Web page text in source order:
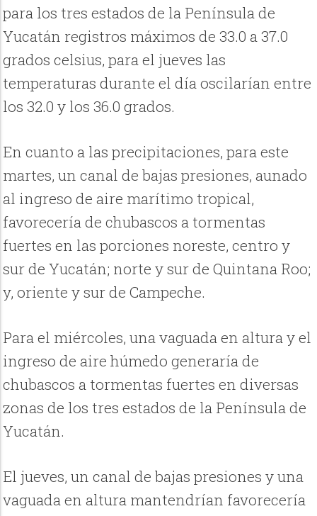
para los tres estados de la Península de
Yucatán registros máximos de 33.0 a 37.0
grados celsius, para el jueves las
temperaturas durante el día oscilarían entre
los 32.0 y los 36.0 grados.
En cuanto a las precipitaciones, para este
martes, un canal de bajas presiones, aunado
al ingreso de aire marítimo tropical,
favorecería de chubascos a tormentas
fuertes en las porciones noreste, centro y
sur de Yucatán; norte y sur de Quintana Roo;
y, oriente y sur de Campeche.
Para el miércoles, una vaguada en altura y el
ingreso de aire húmedo generaría de
chubascos a tormentas fuertes en diversas
zonas de los tres estados de la Península de
Yucatán.
El jueves, un canal de bajas presiones y una
vaguada en altura mantendrían favorecería